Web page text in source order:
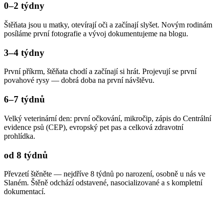
0–2 týdny
Štěňata jsou u matky, otevírají oči a začínají slyšet. Novým rodinám
posíláme první fotografie a vývoj dokumentujeme na blogu.
3–4 týdny
První příkrm, štěňata chodí a začínají si hrát. Projevují se první
povahové rysy — dobrá doba na první návštěvu.
6–7 týdnů
Velký veterinární den: první očkování, mikročip, zápis do Centrální
evidence psů (CEP), evropský pet pas a celková zdravotní
prohlídka.
od 8 týdnů
Převzetí štěněte — nejdříve 8 týdnů po narození, osobně u nás ve
Slaném. Štěně odchází odstavené, nasocializované a s kompletní
dokumentací.